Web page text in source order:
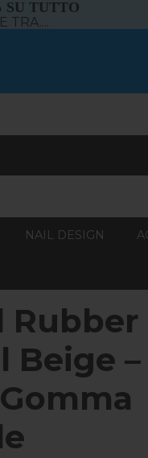
SU TUTTO
TRA....
NAIL DESIGN
Rubber
Beige –